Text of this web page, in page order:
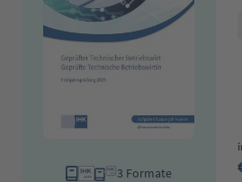
3 Formate